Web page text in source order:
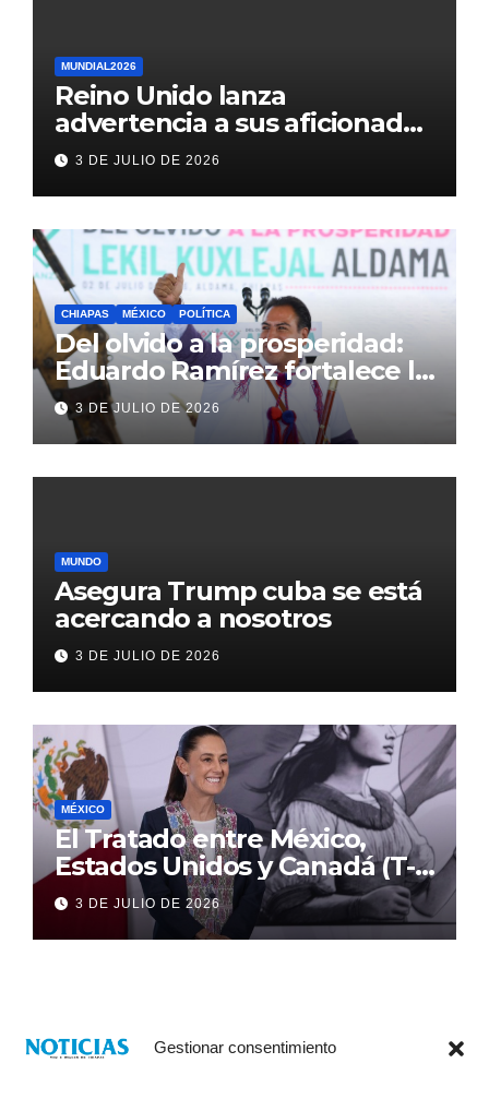
Gestionar consentimiento
MUNDIAL2026
Reino Unido lanza
advertencia a sus aficionados
antes del México vs
Inglaterra en el Mundial 2026
3 DE JULIO DE 2026
CHIAPAS MÉXICO POLÍTICA
Del olvido a la prosperidad:
Eduardo Ramírez fortalece la
transformación de Aldama
con inversión histórica
3 DE JULIO DE 2026
MUNDO
Asegura Trump cuba se está
acercando a nosotros
3 DE JULIO DE 2026
MÉXICO
El Tratado entre México,
Estados Unidos y Canadá (T-
MEC) se mantiene hasta el
2036: Presidenta Claudia
Sheinbaum
3 DE JULIO DE 2026